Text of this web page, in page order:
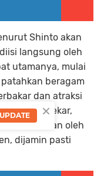
Shinto akan
langsung oleh
utamanya, mulai
beragam
dan atraksi
oleh pendekar,
dilakukan oleh
dijamin pasti
×
UPDATE